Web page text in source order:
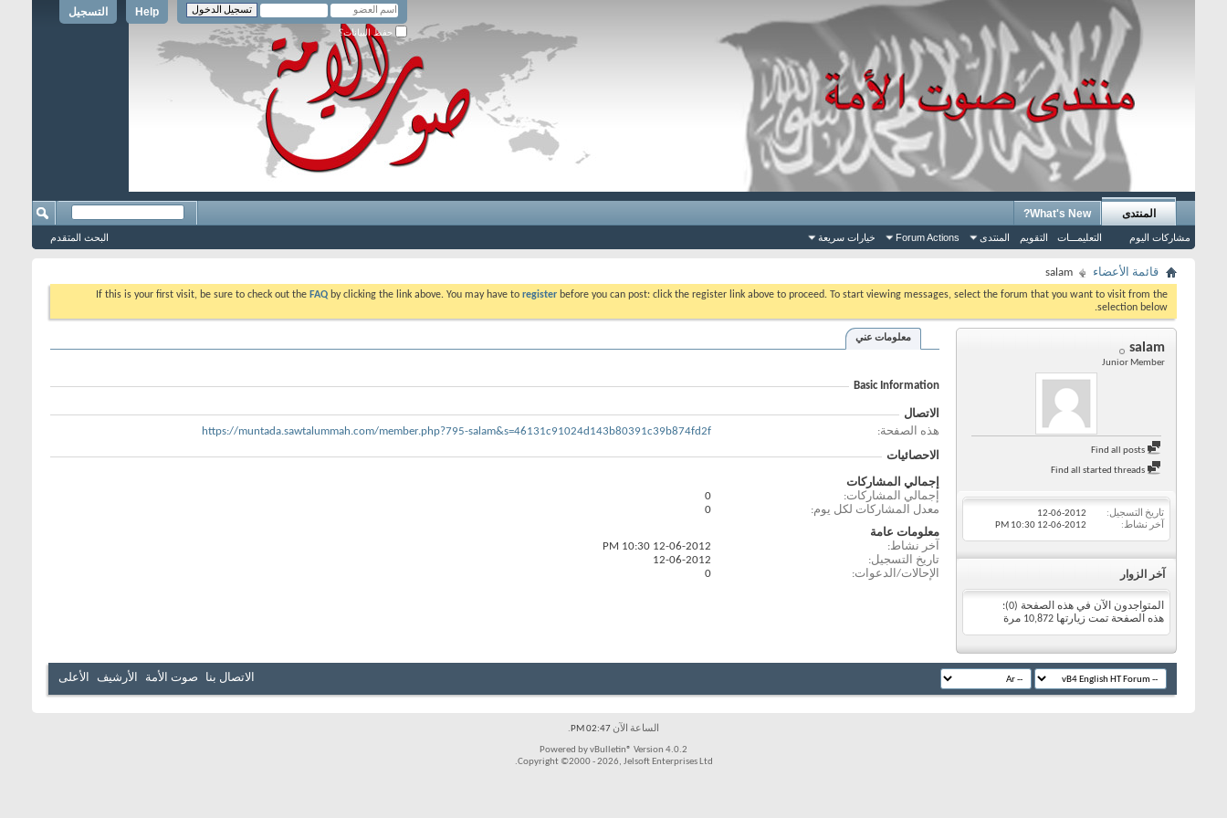
التسجيل Help
حفظ البيانات؟
المنتدى
مشاركات اليوم التعليمـــات التقويم المنتدى Forum Actions خيارات سريعة
What's New?
البحث المتقدم
قائمة الأعضاء salam
If this is your first visit, be sure to check out the FAQ by clicking the link above. You may have to register before you can post: click the register link above to proceed. To start viewing messages, select the forum that you want to visit from the
selection below.
salam
Junior Member
تاريخ التسجيل
12-06-2012
آخر نشاط
12-06-2012
10:30 PM
آخر الزوار
المتواجدون الآن في هذه الصفحة (0):
هذه الصفحة تمت زيارتها 10,872 مرة
معلومات عني
Basic Information
الاتصال
هذه الصفحة
https://muntada.sawtalummah.com/member.php?795-salam&s=46131c91024d143b80391c39b874fd2f
الاحصائيات
إجمالي المشاركات
إجمالي المشاركات
0
معدل المشاركات لكل يوم
0
معلومات عامة
آخر نشاط
12-06-2012
10:30 PM
تاريخ التسجيل
12-06-2012
الإحالات/الدعوات
0
الاتصال بنا صوت الأمة الأرشيف الأعلى
الساعة الآن 02:47 PM
.
Powered by vBulletin® Version 4.0.2
Copyright ©2000 - 2026, Jelsoft Enterprises Ltd.